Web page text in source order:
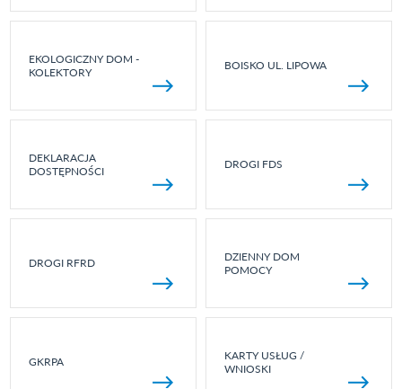
EKOLOGICZNY DOM -
KOLEKTORY
BOISKO UL. LIPOWA
DEKLARACJA
DOSTĘPNOŚCI
DROGI FDS
DROGI RFRD
DZIENNY DOM
POMOCY
GKRPA
KARTY USŁUG /
WNIOSKI